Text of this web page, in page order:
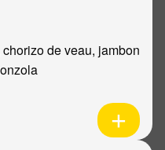
de veau, jambon